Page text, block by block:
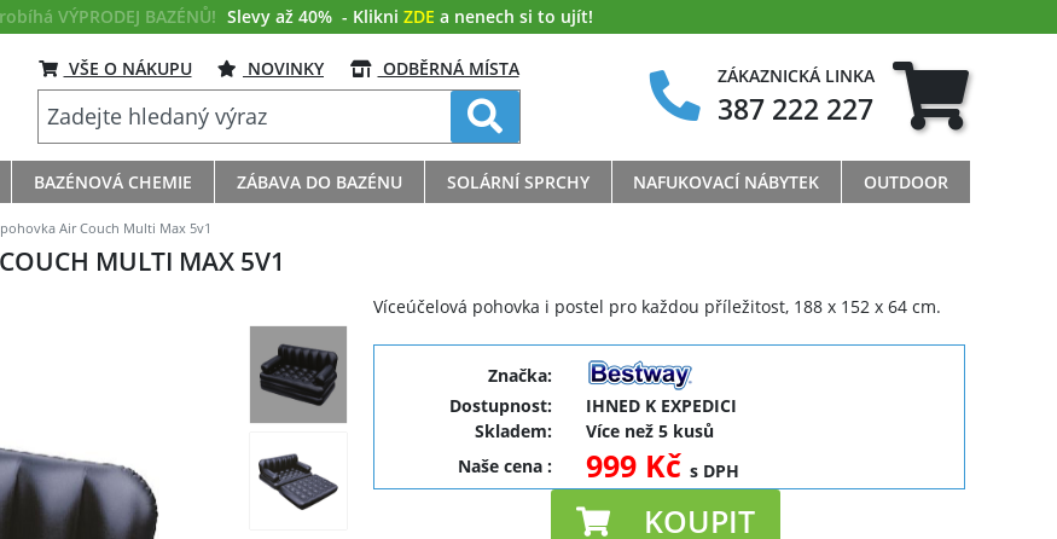
VÝPRODEJ BAZÉNŮ! Slevy až 40% - Klikni ZDE a nenech si to ujít!
VŠE O NÁKUPU NOVINKY ODBĚRNÁ MÍSTA ZÁKAZNICKÁ LINKA
387 222 227
BAZÉNOVÁ CHEMIE ZÁBAVA DO BAZÉNU SOLÁRNÍ SPRCHY NAFUKOVACÍ NÁBYTEK OUTDOOR
Air Couch Multi Max 5v1
MULTI MAX 5V1
Víceúčelová pohovka i postel pro každou příležitost, 188 x 152 x 64 cm.
Značka:
Dostupnost:
IHNED K EXPEDICI
Skladem:
Více než 5 kusů
Naše cena: 999 Kčs DPH
KOUPIT